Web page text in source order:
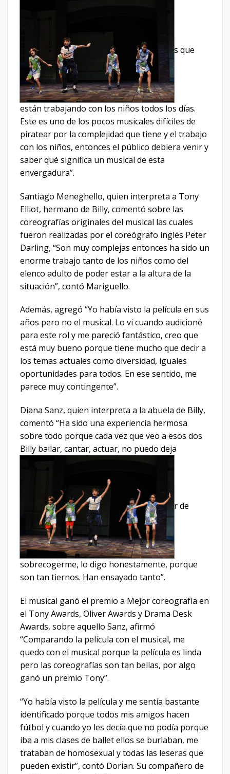
s que
están trabajando con los niños todos los días.
Este es uno de los pocos musicales difíciles de
piratear por la complejidad que tiene y el trabajo
con los niños, entonces el público debiera venir y
saber qué significa un musical de esta
envergadura”.
Santiago Meneghello, quien interpreta a Tony
Elliot, hermano de Billy, comentó sobre las
coreografías originales del musical las cuales
fueron realizadas por el coreógrafo inglés Peter
Darling, “Son muy complejas entonces ha sido un
enorme trabajo tanto de los niños como del
elenco adulto de poder estar a la altura de la
situación”, contó Mariguello.
Además, agregó “Yo había visto la película en sus
años pero no el musical. Lo vi cuando audicioné
para este rol y me pareció fantástico, creo que
está muy bueno porque tiene mucho que decir a
los temas actuales como diversidad, iguales
oportunidades para todos. En ese sentido, me
parece muy contingente”.
Diana Sanz, quien interpreta a la abuela de Billy,
comentó “Ha sido una experiencia hermosa
sobre todo porque cada vez que veo a esos dos
Billy bailar, cantar, actuar, no puedo deja
r de
sobrecogerme, lo digo honestamente, porque
son tan tiernos. Han ensayado tanto”.
El musical ganó el premio a Mejor coreografía en
el Tony Awards, Oliver Awards y Drama Desk
Awards, sobre aquello Sanz, afirmó
“Comparando la película con el musical, me
quedo con el musical porque la película es linda
pero las coreografías son tan bellas, por algo
ganó un premio Tony”.
“Yo había visto la película y me sentía bastante
identificado porque todos mis amigos hacen
fútbol y cuando yo les decía que no podía porque
iba a mis clases de ballet ellos se burlaban, me
trataban de homosexual y todas las leseras que
pueden existir”, contó Dorian. Su compañero de